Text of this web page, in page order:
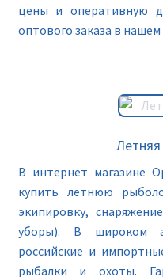
цены и оперативную
оптового заказа в
В интернет магазине
купить летнюю
экипировку,
уборы). В широком
российские и
рыбалки и охоты.